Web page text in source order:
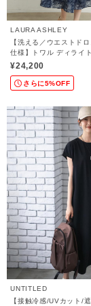
LAURA ASHLEY
【洗える／ウエストド
仕様】トワル ディライ
ピース
¥24,200
さらに5%OFF
UNTITLED
【接触冷感/UVカット/